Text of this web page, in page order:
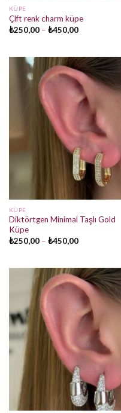
KÜPE
Çift renk charm küpe
₺250,00 – ₺450,00Fiyat
₺450,00
KÜPE
Diktörtgen Minimal Taşlı Gold
Küpe
₺250,00 – ₺450,00Fiyat
₺450,00